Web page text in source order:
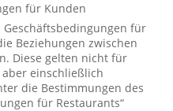
für Kunden
Geschäftsbedingungen für
Beziehungen zwischen
Diese gelten nicht für
einschließlich
die Bestimmungen des
für Restaurants“